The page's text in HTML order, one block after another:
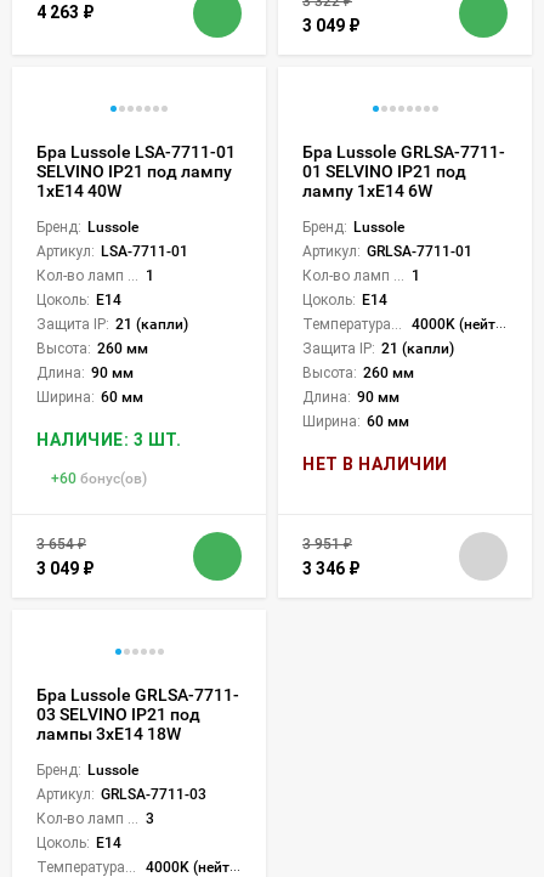
4 263 ₽
3 049 ₽
Бра Lussole LSA-7711-01
SELVINO IP21 под лампу
1xE14 40W
Бренд: Lussole
Артикул: LSA-7711-01
1
Цоколь: E14
Защита IP: 21 (капли)
Высота: 260 мм
Длина: 90 мм
Ширина: 60 мм
НАЛИЧИЕ: 3 ШТ.
+60 бонус(ов)
3 654₽
3 049 ₽
Бра Lussole GRLSA-7711-
01 SELVINO IP21 под
лампу 1xE14 6W
Бренд: Lussole
Артикул: GRLSA-7711-01
1
Цоколь: E14
4000K (нейтральный)
Защита IP: 21 (капли)
Высота: 260 мм
Длина: 90 мм
Ширина: 60 мм
НЕТ В НАЛИЧИИ
3 951₽
3 346 ₽
Бра Lussole GRLSA-7711-
03 SELVINO IP21 под
лампы 3xE14 18W
Бренд: Lussole
Артикул: GRLSA-7711-03
3
Цоколь: E14
4000K (нейтральный)